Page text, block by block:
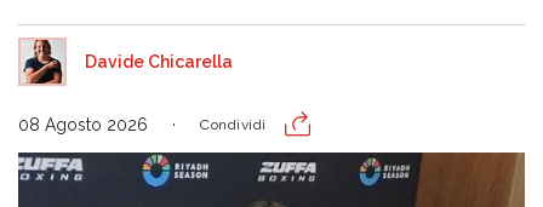
Davide Chicarella
08 Agosto 2026 Condividi